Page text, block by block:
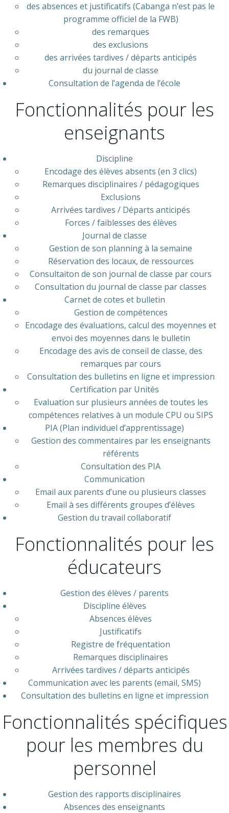
des absences et justificatifs (Cabanga n’est pas le
programme officiel de la FWB)
des remarques
des exclusions
des arrivées tardives / départs anticipés
du journal de classe
Consultation de l’agenda de l’école
Fonctionnalités pour les
enseignants
Discipline
Encodage des élèves absents (en 3 clics)
Remarques disciplinaires / pédagogiques
Exclusions
Arrivées tardives / Départs anticipés
Forces / faiblesses des élèves
Journal de classe
Gestion de son planning à la semaine
Réservation des locaux, de ressources
Consultaiton de son journal de classe par cours
Consultation du journal de classe par classes
Carnet de cotes et bulletin
Gestion de compétences
Encodage des évaluations, calcul des moyennes et
envoi des moyennes dans le bulletin
Encodage des avis de conseil de classe, des
remarques par cours
Consultation des bulletins en ligne et impression
Certification par Unités
Evaluation sur plusieurs années de toutes les
compétences relatives à un module CPU ou SIPS
PIA (Plan individuel d’apprentissage)
Gestion des commentaires par les enseignants
référents
Consultation des PIA
Communication
Email aux parents d’une ou plusieurs classes
Email à ses différents groupes d’élèves
Gestion du travail collaboratif
Fonctionnalités pour les
éducateurs
Gestion des élèves / parents
Discipline élèves
Absences élèves
Justificatifs
Registre de fréquentation
Remarques disciplinaires
Arrivées tardives / départs anticipés
Communication avec les parents (email, SMS)
Consultation des bulletins en ligne et impression
Fonctionnalités spécifiques
pour les membres du
personnel
Gestion des rapports disciplinaires
Absences des enseignants